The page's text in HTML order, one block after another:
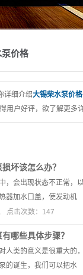
价格
详细介绍大锡柴水泵价格
用户好评，欲了解更多
坏该怎么办？
，会出现状态不正常，
器加水口盖，使发动机
点击次数：147
哪些具体步骤？
人类的意义是很重大的
的诞生，我们可以把水